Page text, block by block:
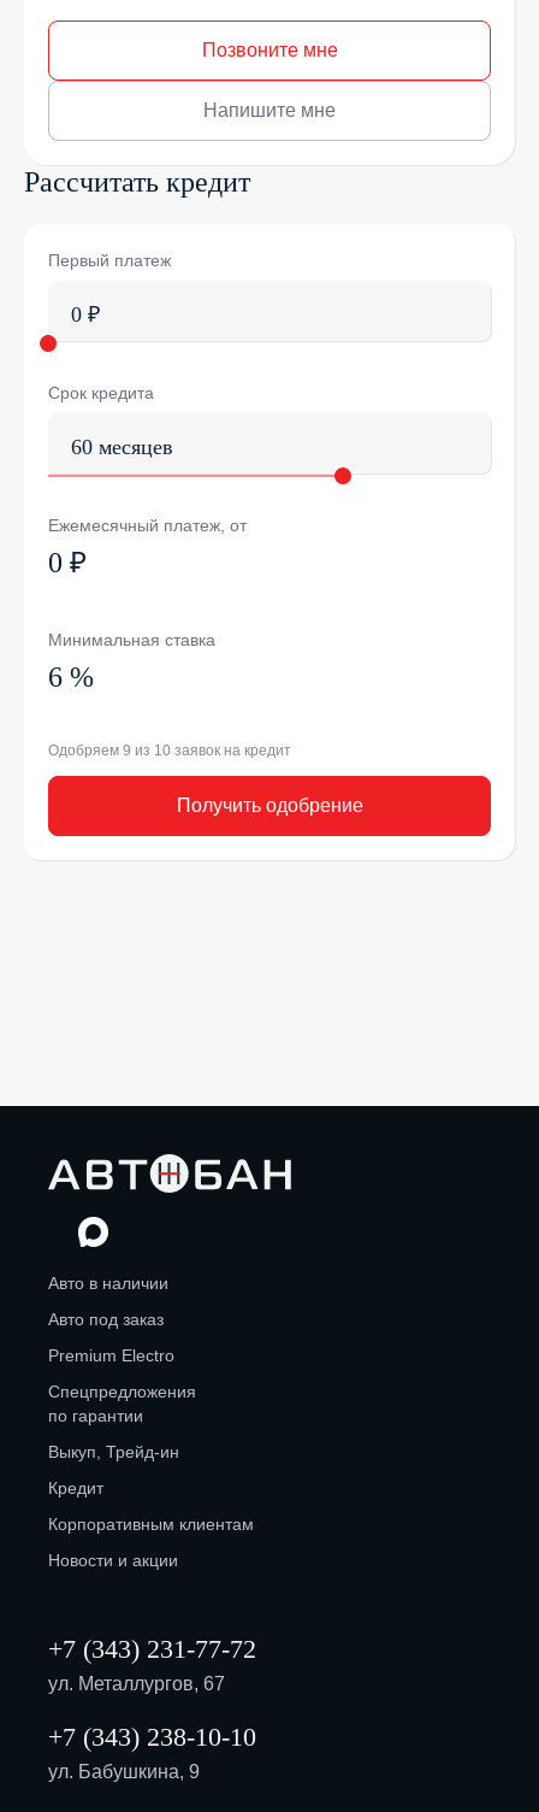
Позвоните мне
Напишите мне
Рассчитать кредит
Первый платеж
0 ₽
Срок кредита
60 месяцев
Ежемесячный платеж, от
0 ₽
Минимальная ставка
6 %
Одобряем 9 из 10 заявок на кредит
Получить одобрение
Авто в наличии
Авто под заказ
Premium Electro
Спецпредложения
по гарантии
Выкуп, Трейд-ин
Кредит
Корпоративным клиентам
Новости и акции
+7 (343) 231-77-72
ул. Металлургов, 67
+7 (343) 238-10-10
ул. Бабушкина, 9